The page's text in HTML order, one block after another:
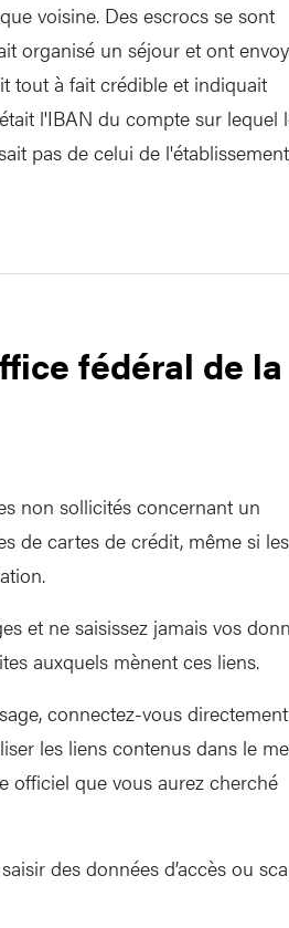
voisine. Des escrocs se sont
organisé un séjour et ont
tout à fait crédible et indiquait
l'IBAN du compte sur lequel
pas de celui de
fédéral de la
non sollicités concernant un
de cartes de crédit, même si les
et ne saisissez jamais vos
auxquels mènent ces liens.
connectez-vous
les liens contenus dans le
officiel que vous aurez cherché
des données d’accès ou